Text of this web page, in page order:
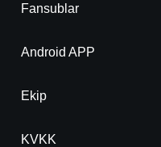
Fansublar
Android APP
Ekip
KVKK